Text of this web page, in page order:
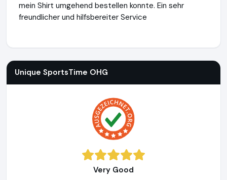
mein Shirt umgehend bestellen konnte. Ein sehr
freundlicher und hilfsbereiter Service
Unique SportsTime OHG
Very Good